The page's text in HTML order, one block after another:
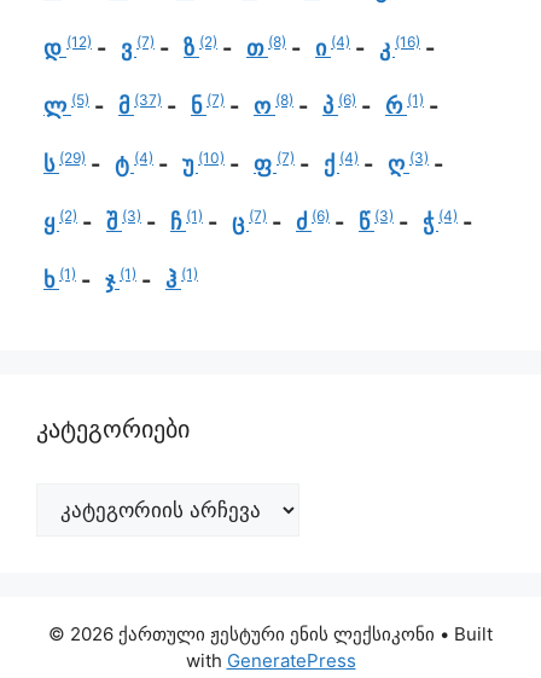
დ (12) ვ (7) ზ (2) თ (8) ი (4) კ (16)
ლ (5) მ (37) ნ (7) ო (8) პ (6) რ (1)
ს (29) ტ (4) უ (10) ფ (7) ქ (4) ღ (3)
ყ (2) შ (3) ჩ (1) ც (7) ძ (6) წ (3) ჭ (4)
ხ (1) ჯ (1) ჰ (1)
კატეგორიები
© 2026 ქართული ჟესტური ენის ლექსიკონი • Built
with GeneratePress